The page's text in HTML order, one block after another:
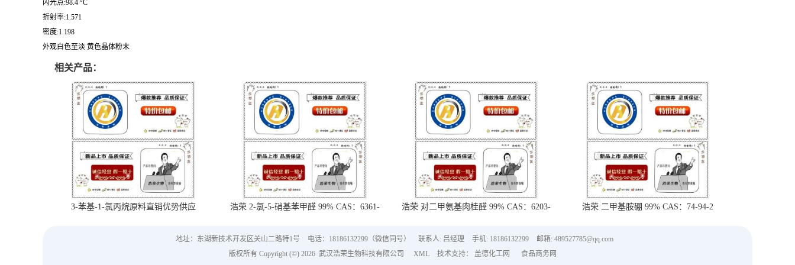
闪光点:98.4 °C
折射率:1.571
密度:1.198
外观白色至淡 黄色晶体粉末
相关产品：
3-苯基-1-氯丙烷原料直销优势供应
浩荣 2-氯-5-硝基苯甲醛 99% CAS：6361-
浩荣 对二甲氨基肉桂醛 99% CAS：6203-
浩荣 二甲基胺硼 99% CAS：74-94-2
地址：东湖新技术开发区关山二路特1号 电话：18186132299（微信同号） 联系人: 吕经理 手机: 18186132299
邮箱: 489527785@qq.com
版权所有 Copyright (©) 2026 武汉浩荣生物科技有限公司 XML 技术支持： 盖德化工网 食品商务网